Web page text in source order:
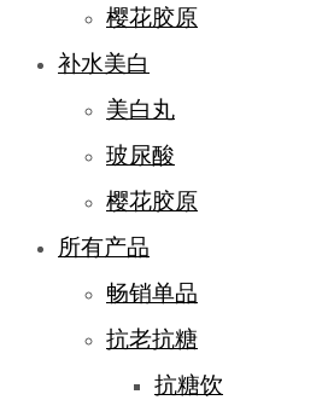
樱花胶原
补水美白
美白丸
玻尿酸
樱花胶原
所有产品
畅销单品
抗老抗糖
抗糖饮